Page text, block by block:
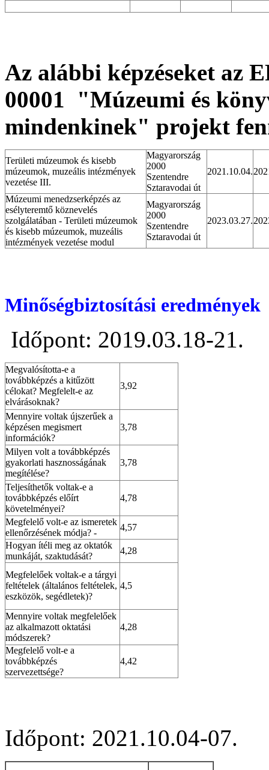
Az alábbi képzéseket az
00001
"Múzeumi és
mindenkinek" projekt
Területi múzeumok és kisebb
múzeumok, muzeális intézmények
vezetése III.
Magyarország
2000
Szentendre
Sztaravodai út
2021.10.04.
Múzeumi menedzserképzés az
esélyteremtő köznevelés
szolgálatában - Területi múzeumok
és kisebb múzeumok, muzeális
intézmények vezetése modul
Magyarország
2000
Szentendre
Sztaravodai út
2023.03.27.
Minőségbiztosítási eredmények
Időpont: 2019.03.18-21.
Megvalósította-e a
továbbképzés a kitűzött
célokat? Megfelelt-e az
elvárásoknak?
3,92
Mennyire voltak újszerűek a
képzésen megismert
információk?
3,78
Milyen volt a továbbképzés
gyakorlati hasznosságának
megítélése?
3,78
Teljesíthetők voltak-e a
továbbképzés előírt
követelményei?
4,78
Megfelelő volt-e az ismeretek
ellenőrzésének módja? -
4,57
Hogyan ítéli meg az oktatók
munkáját, szaktudását?
4,28
Megfelelőek voltak-e a tárgyi
feltételek (általános feltételek,
eszközök, segédletek)?
4,5
Mennyire voltak megfelelőek
az alkalmazott oktatási
módszerek?
4,28
Megfelelő volt-e a
továbbképzés
szervezettsége?
4,42
Időpont: 2021.10.04-07.